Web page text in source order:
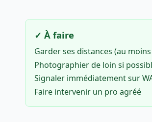
✓ À faire
Garder ses distances (au
Photographier de loin si
Signaler immédiatement sur
Faire intervenir un pro agréé